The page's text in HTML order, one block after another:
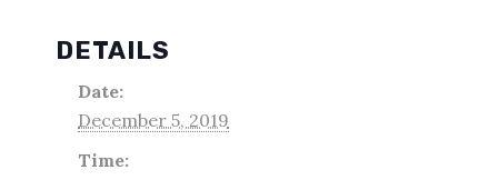
DETAILS
Date:
December 5, 2019
Time: